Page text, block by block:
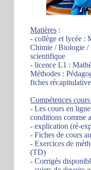
Matières :
- collège et lycée :
Chimie / Biologie /
scientifique
- licence L1 :
Méthodes :
fiches
Compétences
- Les cours en
conditions comme
- explication (ré-
- Fiches de cours
- Exercices de
(TD)
- Corrigés